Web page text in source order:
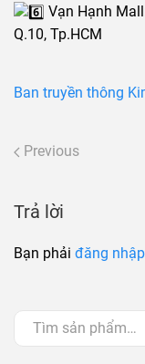
Vạn Hạnh
Q.10, Tp.HCM
Ban truyền thông
Previous
Trả lời
Bạn phải đăng nhập